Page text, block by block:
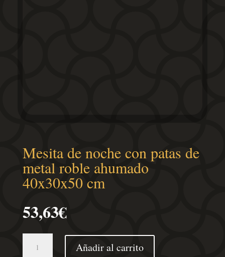
Mesita de noche con patas de
metal roble ahumado
40x30x50 cm
53,63€
Añadir al carrito